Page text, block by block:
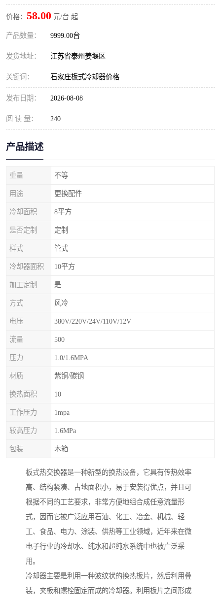
价格： 58.00 元/台 起
产品数量： 9999.00台
发货地址： 江苏省泰州姜堰区
关键词： 石家庄板式冷却器价格
发布日期： 2026-08-08
阅 读 量： 240
产品描述
重量 不等
用途 更换配件
冷却面积 8平方
是否定制 定制
样式 管式
冷却器面积 10平方
加工定制 是
方式 风冷
电压 380V/220V/24V/110V/12V
流量 500
压力 1.0/1.6MPA
材质 紫铜/碳钢
换热面积 10
工作压力 1mpa
较高压力 1.6MPa
包装 木箱
板式热交换器是一种新型的换热设备，它具有传热效率
高、结构紧凑、占地面积小，易于安装得优点，并且可
根据不同的工艺要求，非常方便地组合成任意流量形
式，因而它被广泛应用石油、化工、冶金、机械、轻
工、食品、电力、涂装、供热等工业领域，近年来在微
电子行业的冷却水、纯水和超纯水系统中也被广泛采
用。
冷却器主要是利用一种波纹状的换热板片，然后利用叠
装，夹板和螺栓固定而成的冷却器。利用板片之间形成